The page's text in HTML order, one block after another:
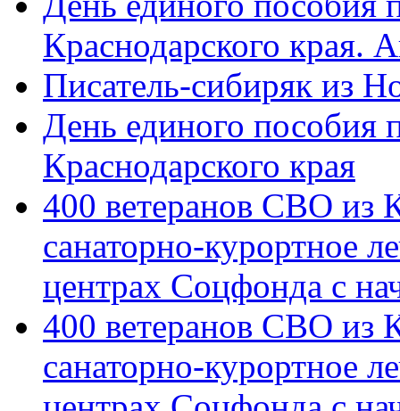
Краснодарского края.
Писатель-сибиряк из
День единого пособия
Краснодарского края
400 ветеранов СВО из
санаторно-курортное
центрах Соцфонда с
400 ветеранов СВО из
санаторно-курортное